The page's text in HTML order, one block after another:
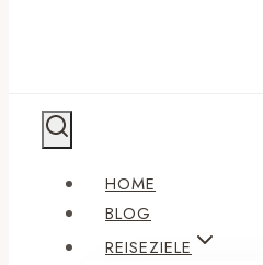
HOME
BLOG
REISEZIELE